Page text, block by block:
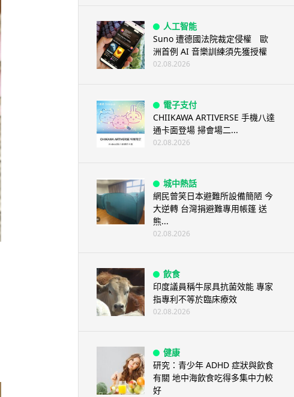
人工智能
Suno 遭德國法院裁定侵權 歐
洲首例 AI 音樂訓練須先獲授權
02.08.2026
電子支付
CHIIKAWA ARTIVERSE 手機八達
通卡面登場 掃會場二...
02.08.2026
城中熱話
網民曾笑日本避難所設備簡陋 今
大逆轉 台灣捐避難專用帳篷 送
熊...
02.08.2026
飲食
印度議員稱牛尿具抗菌效能 專家
指專利不等於臨床療效
02.08.2026
健康
研究：青少年 ADHD 症狀與飲食
有關 地中海飲食吃得多集中力較
好